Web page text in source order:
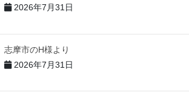
2026年7月31日
志摩市のH様より
2026年7月31日